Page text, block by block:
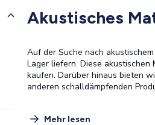
Akustisches
Auf der Suche nach
Lager liefern. Diese
kaufen. Darüber hinaus bieten
anderen schalldämpfenden
Mehr lesen